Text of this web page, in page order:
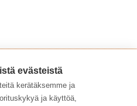
evästeistä
kerätäksemme ja
ja käyttöä,